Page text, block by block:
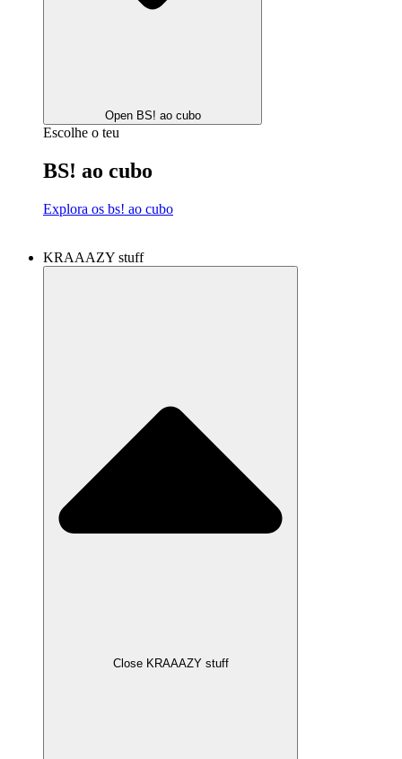
Open BS! ao cubo
Escolhe o teu
BS! ao cubo
Explora os bs! ao cubo
KRAAAZY stuff
Close KRAAAZY stuff